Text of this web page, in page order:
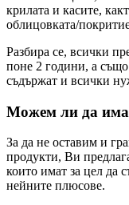
крилата и касите,
облицовката/
Разбира се, всички
поне 2 години, а също
съдържат и всички
Можем ли да
За да не оставим и
продукти, Ви
които имат за цел да
нейните плюсове.